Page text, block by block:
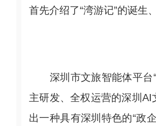
首先介绍了“湾游记”的诞生
深圳市文旅智能体平台“
主研发、全权运营的深圳
出一种具有深圳特色的“政